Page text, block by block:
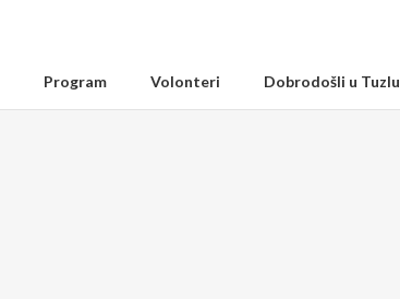
Program Volonteri Dobrodošli u Tuzlu